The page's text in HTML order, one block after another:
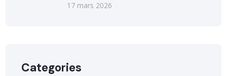
17 mars 2026
Categories